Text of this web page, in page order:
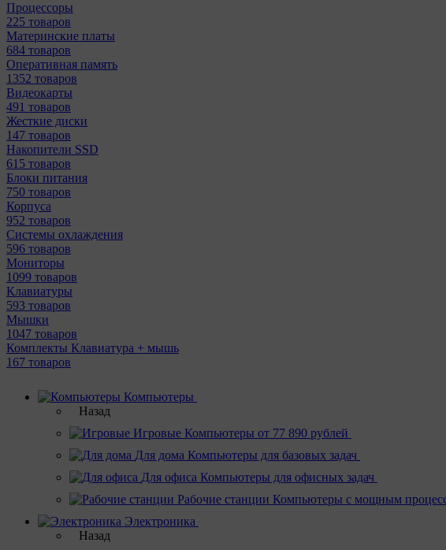
Процессоры
225 товаров
Материнcкие платы
684 товаров
Оперативная память
1352 товаров
Видеокарты
491 товаров
Жесткие диски
147 товаров
Накопители SSD
615 товаров
Блоки питания
750 товаров
Корпуса
952 товаров
Системы охлаждения
596 товаров
Мониторы
1099 товаров
Клавиатуры
593 товаров
Мышки
1047 товаров
Комплекты Клавиатура + мышь
167 товаров
Компьютеры
Назад
Игровые Компьютеры от 77 890 рублей
Для дома Компьютеры для базовых задач
Для офиса Компьютеры для офисных задач
Рабочие станции Компьютеры с мощным
Электроника
Назад